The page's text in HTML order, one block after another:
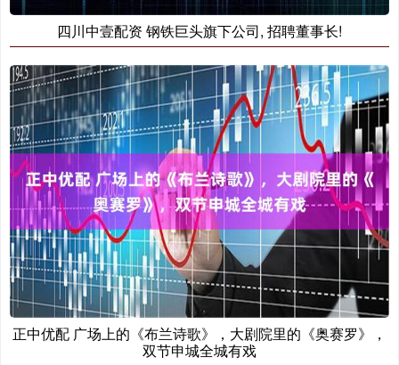
四川中壹配资 钢铁巨头旗下公司, 招聘董事长!
正中优配 广场上的《布兰诗歌》，大剧院里的《奥赛罗》，
双节申城全城有戏